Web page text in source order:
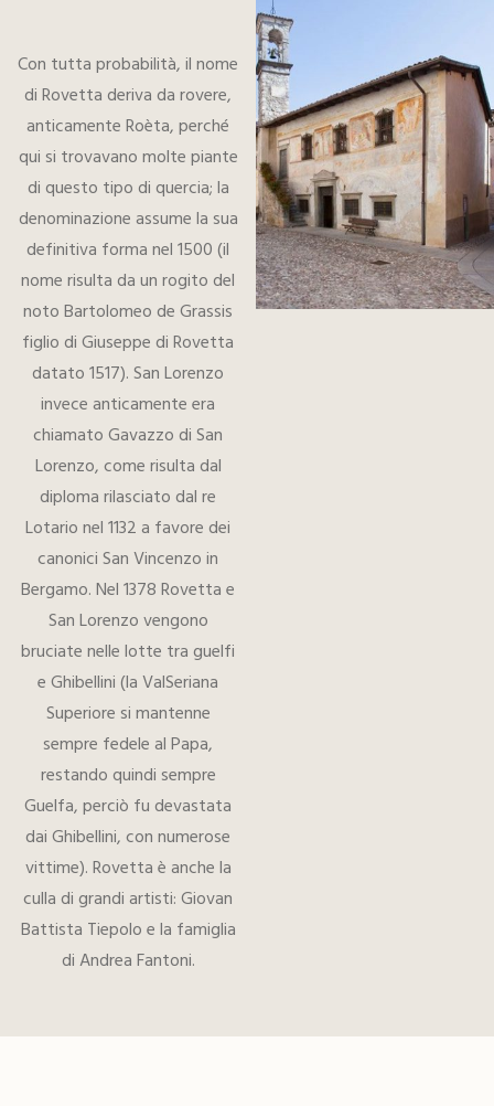
Con tutta probabilità, il nome
di Rovetta deriva da rovere,
anticamente Roèta, perché
qui si trovavano molte piante
di questo tipo di quercia; la
denominazione assume la sua
definitiva forma nel 1500 (il
nome risulta da un rogito del
noto Bartolomeo de Grassis
figlio di Giuseppe di Rovetta
datato 1517). San Lorenzo
invece anticamente era
chiamato Gavazzo di San
Lorenzo, come risulta dal
diploma rilasciato dal re
Lotario nel 1132 a favore dei
canonici San Vincenzo in
Bergamo. Nel 1378 Rovetta e
San Lorenzo vengono
bruciate nelle lotte tra guelfi
e Ghibellini (la ValSeriana
Superiore si mantenne
sempre fedele al Papa,
restando quindi sempre
Guelfa, perciò fu devastata
dai Ghibellini, con numerose
vittime). Rovetta è anche la
culla di grandi artisti: Giovan
Battista Tiepolo e la famiglia
di Andrea Fantoni.